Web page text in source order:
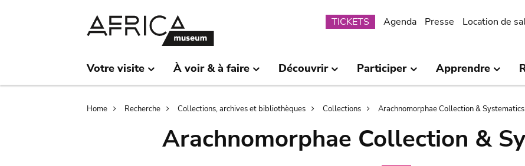
Submenu
TICKETS Agenda Presse Location de
Votre visite À voir & à faire Découvrir Participer Apprendre
Breadcrumb
Home Recherche Collections, archives et bibliothèques Collections Arachnomorphae Collection & Systematics
Arachnomorphae Collection &